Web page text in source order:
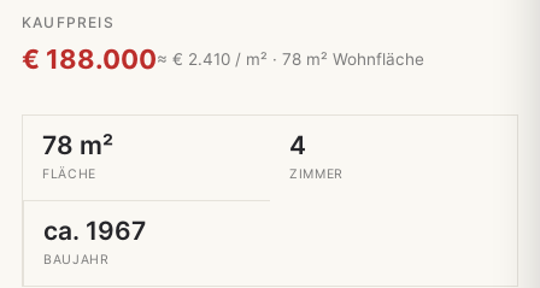
KAUFPREIS
€ 188.000≈ € 2.410 / m² · 78 m² Wohnfläche
78 m²
FLÄCHE
4
ZIMMER
ca. 1967
BAUJAHR